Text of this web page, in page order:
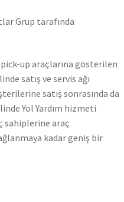
Grup tarafında
up araçlarına gösterilen
satış ve servis ağı
satış sonrasında da
Yol Yardım hizmeti
sahiplerine araç
kadar geniş bir